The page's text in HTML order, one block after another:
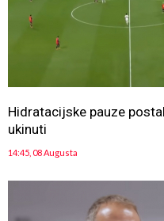
Hidratacijske pauze
ukinuti
14:45, 08 Augusta